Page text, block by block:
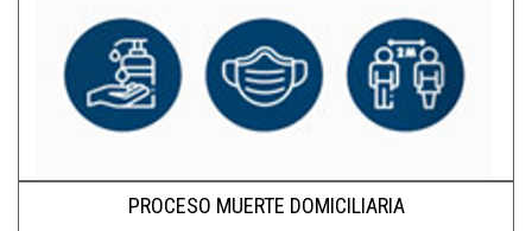
PROCESO MUERTE DOMICILIARIA